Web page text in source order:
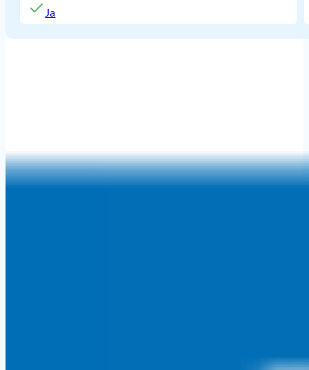
Ja